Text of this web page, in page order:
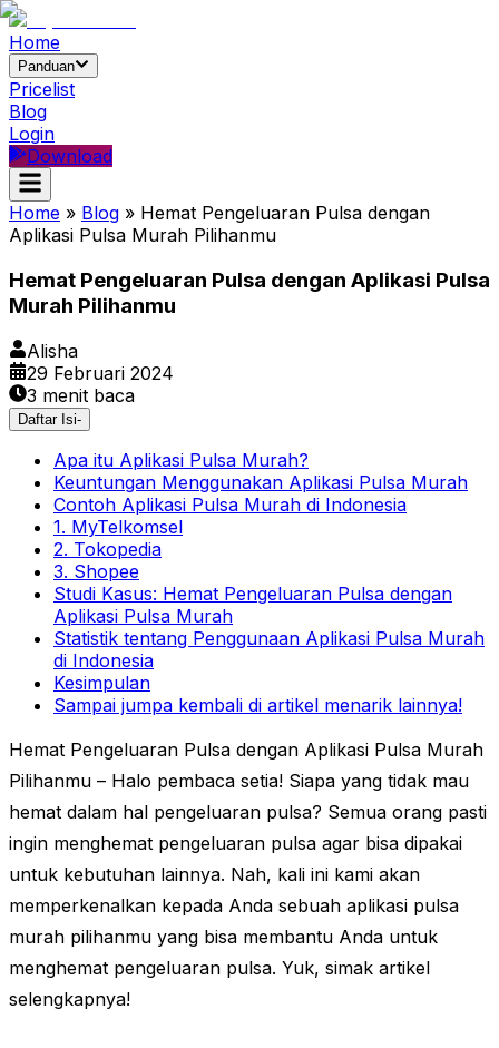
Home
Panduan
Pricelist
Blog
Login
Download
Home » Blog » Hemat Pengeluaran Pulsa dengan
Aplikasi Pulsa Murah Pilihanmu
Hemat Pengeluaran Pulsa dengan Aplikasi Pulsa
Murah Pilihanmu
Alisha
29 Februari 2024
3 menit baca
Daftar Isi-
Apa itu Aplikasi Pulsa Murah?
Keuntungan Menggunakan Aplikasi Pulsa Murah
Contoh Aplikasi Pulsa Murah di Indonesia
1. MyTelkomsel
2. Tokopedia
3. Shopee
Studi Kasus: Hemat Pengeluaran Pulsa dengan
Aplikasi Pulsa Murah
Statistik tentang Penggunaan Aplikasi Pulsa Murah
di Indonesia
Kesimpulan
Sampai jumpa kembali di artikel menarik lainnya!
Hemat Pengeluaran Pulsa dengan Aplikasi Pulsa Murah
Pilihanmu – Halo pembaca setia! Siapa yang tidak mau
hemat dalam hal pengeluaran pulsa? Semua orang pasti
ingin menghemat pengeluaran pulsa agar bisa dipakai
untuk kebutuhan lainnya. Nah, kali ini kami akan
memperkenalkan kepada Anda sebuah aplikasi pulsa
murah pilihanmu yang bisa membantu Anda untuk
menghemat pengeluaran pulsa. Yuk, simak artikel
selengkapnya!